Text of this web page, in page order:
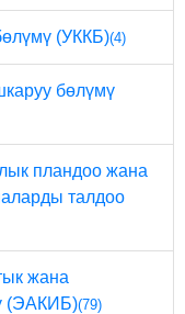
(УККБ)(4)
бөлүмү
пландоо жана
талдоо
жана
(ЭАКИБ)(79)